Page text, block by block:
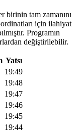
birinin tam zamanını
için ilahiyat
Programın
değiştirilebilir.
Yatsı
19:49
19:48
19:47
19:46
19:45
19:44